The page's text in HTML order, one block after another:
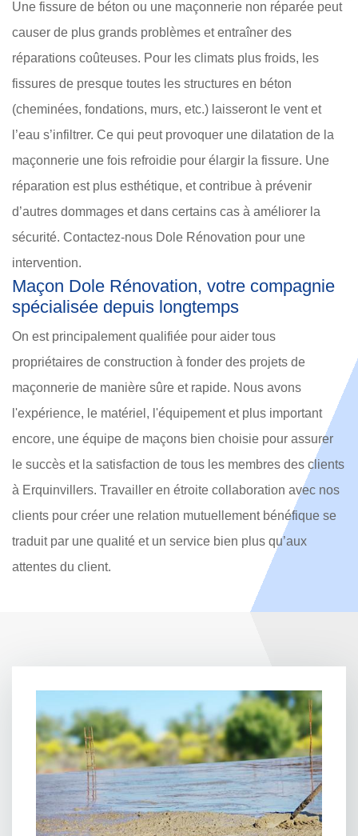
Une fissure de béton ou une maçonnerie non réparée peut
causer de plus grands problèmes et entraîner des
réparations coûteuses. Pour les climats plus froids, les
fissures de presque toutes les structures en béton
(cheminées, fondations, murs, etc.) laisseront le vent et
l’eau s’infiltrer. Ce qui peut provoquer une dilatation de la
maçonnerie une fois refroidie pour élargir la fissure. Une
réparation est plus esthétique, et contribue à prévenir
d’autres dommages et dans certains cas à améliorer la
sécurité. Contactez-nous Dole Rénovation pour une
intervention.
Maçon Dole Rénovation, votre compagnie
spécialisée depuis longtemps
On est principalement qualifiée pour aider tous
propriétaires de construction à fonder des projets de
maçonnerie de manière sûre et rapide. Nous avons
l'expérience, le matériel, l'équipement et plus important
encore, une équipe de maçons bien choisie pour assurer
le succès et la satisfaction de tous les membres des clients
à Erquinvillers. Travailler en étroite collaboration avec nos
clients pour créer une relation mutuellement bénéfique se
traduit par une qualité et un service bien plus qu’aux
attentes du client.